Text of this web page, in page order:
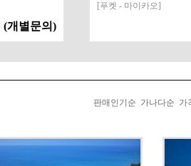
(개별문의)
[푸켓 - 마이카오]
판매인기순 가나다순 가